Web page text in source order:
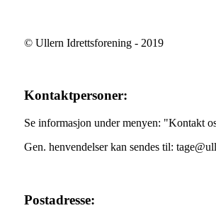
© Ullern Idrettsforening - 2019
Kontaktpersoner:
Se informasjon under menyen: "Kontakt
Gen. henvendelser kan sendes til:
Postadresse: